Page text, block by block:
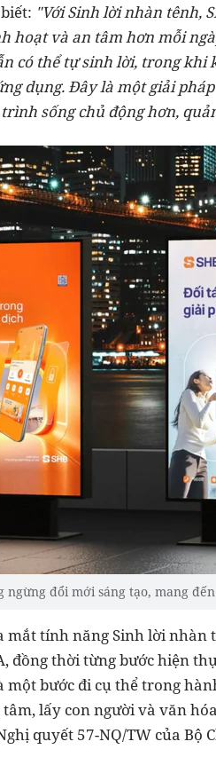
"Với Sinh lời nhàn tênh,
hoạt và an tâm hơn mỗi
có thể tự sinh lời, trong
dụng. Đây là một giải
sống chủ động hơn,
ngừng đổi mới sáng tạo, mang
mắt tính năng Sinh lời nhàn
đồng thời từng bước hiện
một bước đi cụ thể trong
lấy con người và văn
quyết 57-NQ/TW của